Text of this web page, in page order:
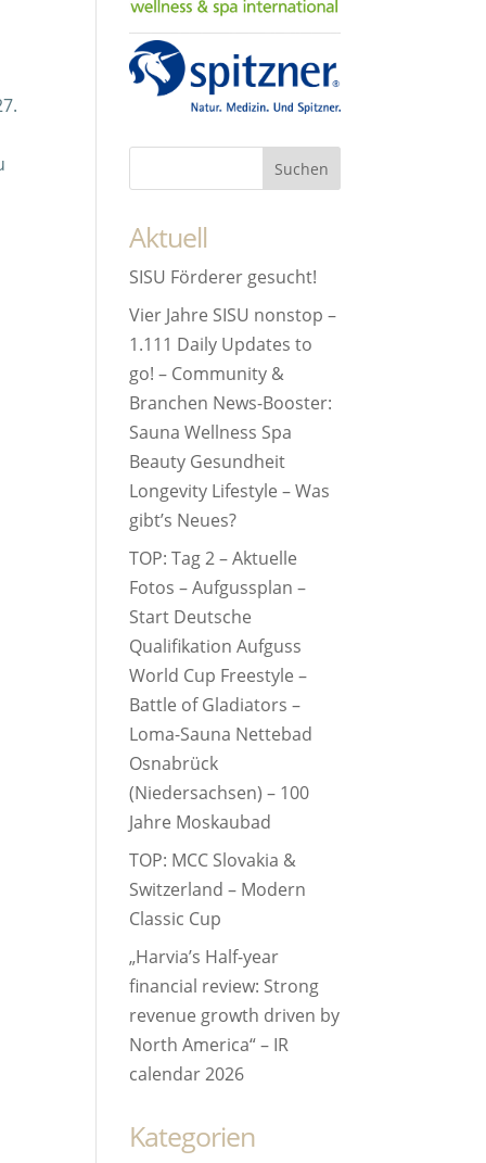
Aktuell
SISU Förderer gesucht!
Vier Jahre SISU nonstop –
1.111 Daily Updates to
go! – Community &
Branchen News-Booster:
Sauna Wellness Spa
Beauty Gesundheit
Longevity Lifestyle – Was
gibt’s Neues?
TOP: Tag 2 – Aktuelle
Fotos – Aufgussplan –
Start Deutsche
Qualifikation Aufguss
World Cup Freestyle –
Battle of Gladiators –
Loma-Sauna Nettebad
Osnabrück
(Niedersachsen) – 100
Jahre Moskaubad
TOP: MCC Slovakia &
Switzerland – Modern
Classic Cup
„Harvia’s Half-year
financial review: Strong
revenue growth driven by
North America“ – IR
calendar 2026
Kategorien